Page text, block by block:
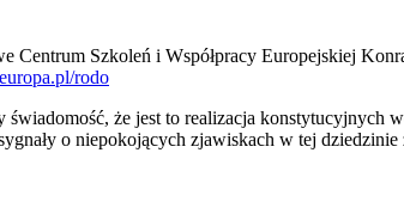
Szkoleń i Współpracy Europejskiej
rodo
świadomość, że jest to realizacja konstytucyjnych
o niepokojących zjawiskach w tej